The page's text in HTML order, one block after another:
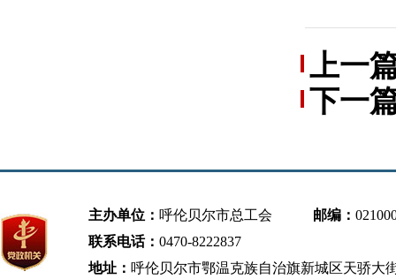
上一
工技
下一
主办单位： 呼伦贝尔市总工会 邮编：
联系电话： 0470-8222837
地址： 呼伦贝尔市鄂温克族自治旗新城区天骄大